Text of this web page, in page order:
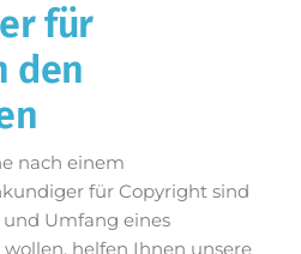
für
den
nach einem
für Copyright sind
Umfang eines
helfen Ihnen unsere